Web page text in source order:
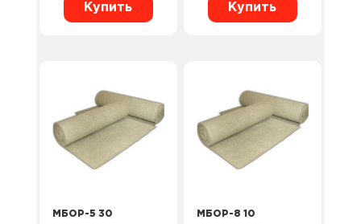
Купить Купить
МБОР-5 30
МБОР-8 10